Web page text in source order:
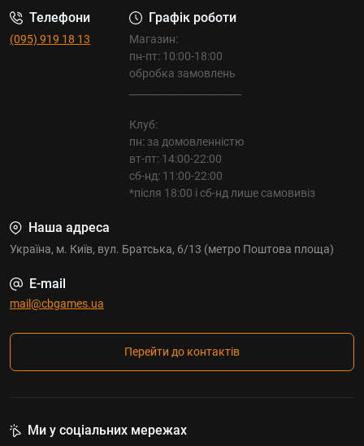
Телефони
(095) 919 18 13
Графік роботи
Магазин:
пн-пт: 10:00-18:00
обробка замовлень
Клуб:
пн: за домовленністю
вт-пт: 14:00-22:00
сб-нд: 11:00-22:00
*після 18:00 і сб-нд лише самовивіз
Наша адреса
Україна, м. Київ, вул. Братська, 6/13 (метро Поштова площа)
E-mail
mail@cbgames.ua
Перейти до контактів
Ми у соціальних мережах